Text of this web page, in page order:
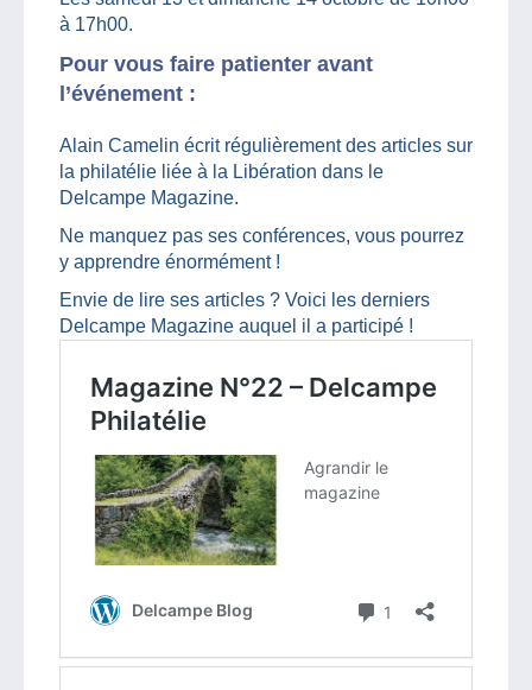
à 17h00.
Pour vous faire patienter avant
l’événement :
Alain Camelin écrit régulièrement des articles sur
la philatélie liée à la Libération dans le
Delcampe Magazine.
Ne manquez pas ses conférences, vous pourrez
y apprendre énormément !
Envie de lire ses articles ? Voici les derniers
Delcampe Magazine auquel il a participé !